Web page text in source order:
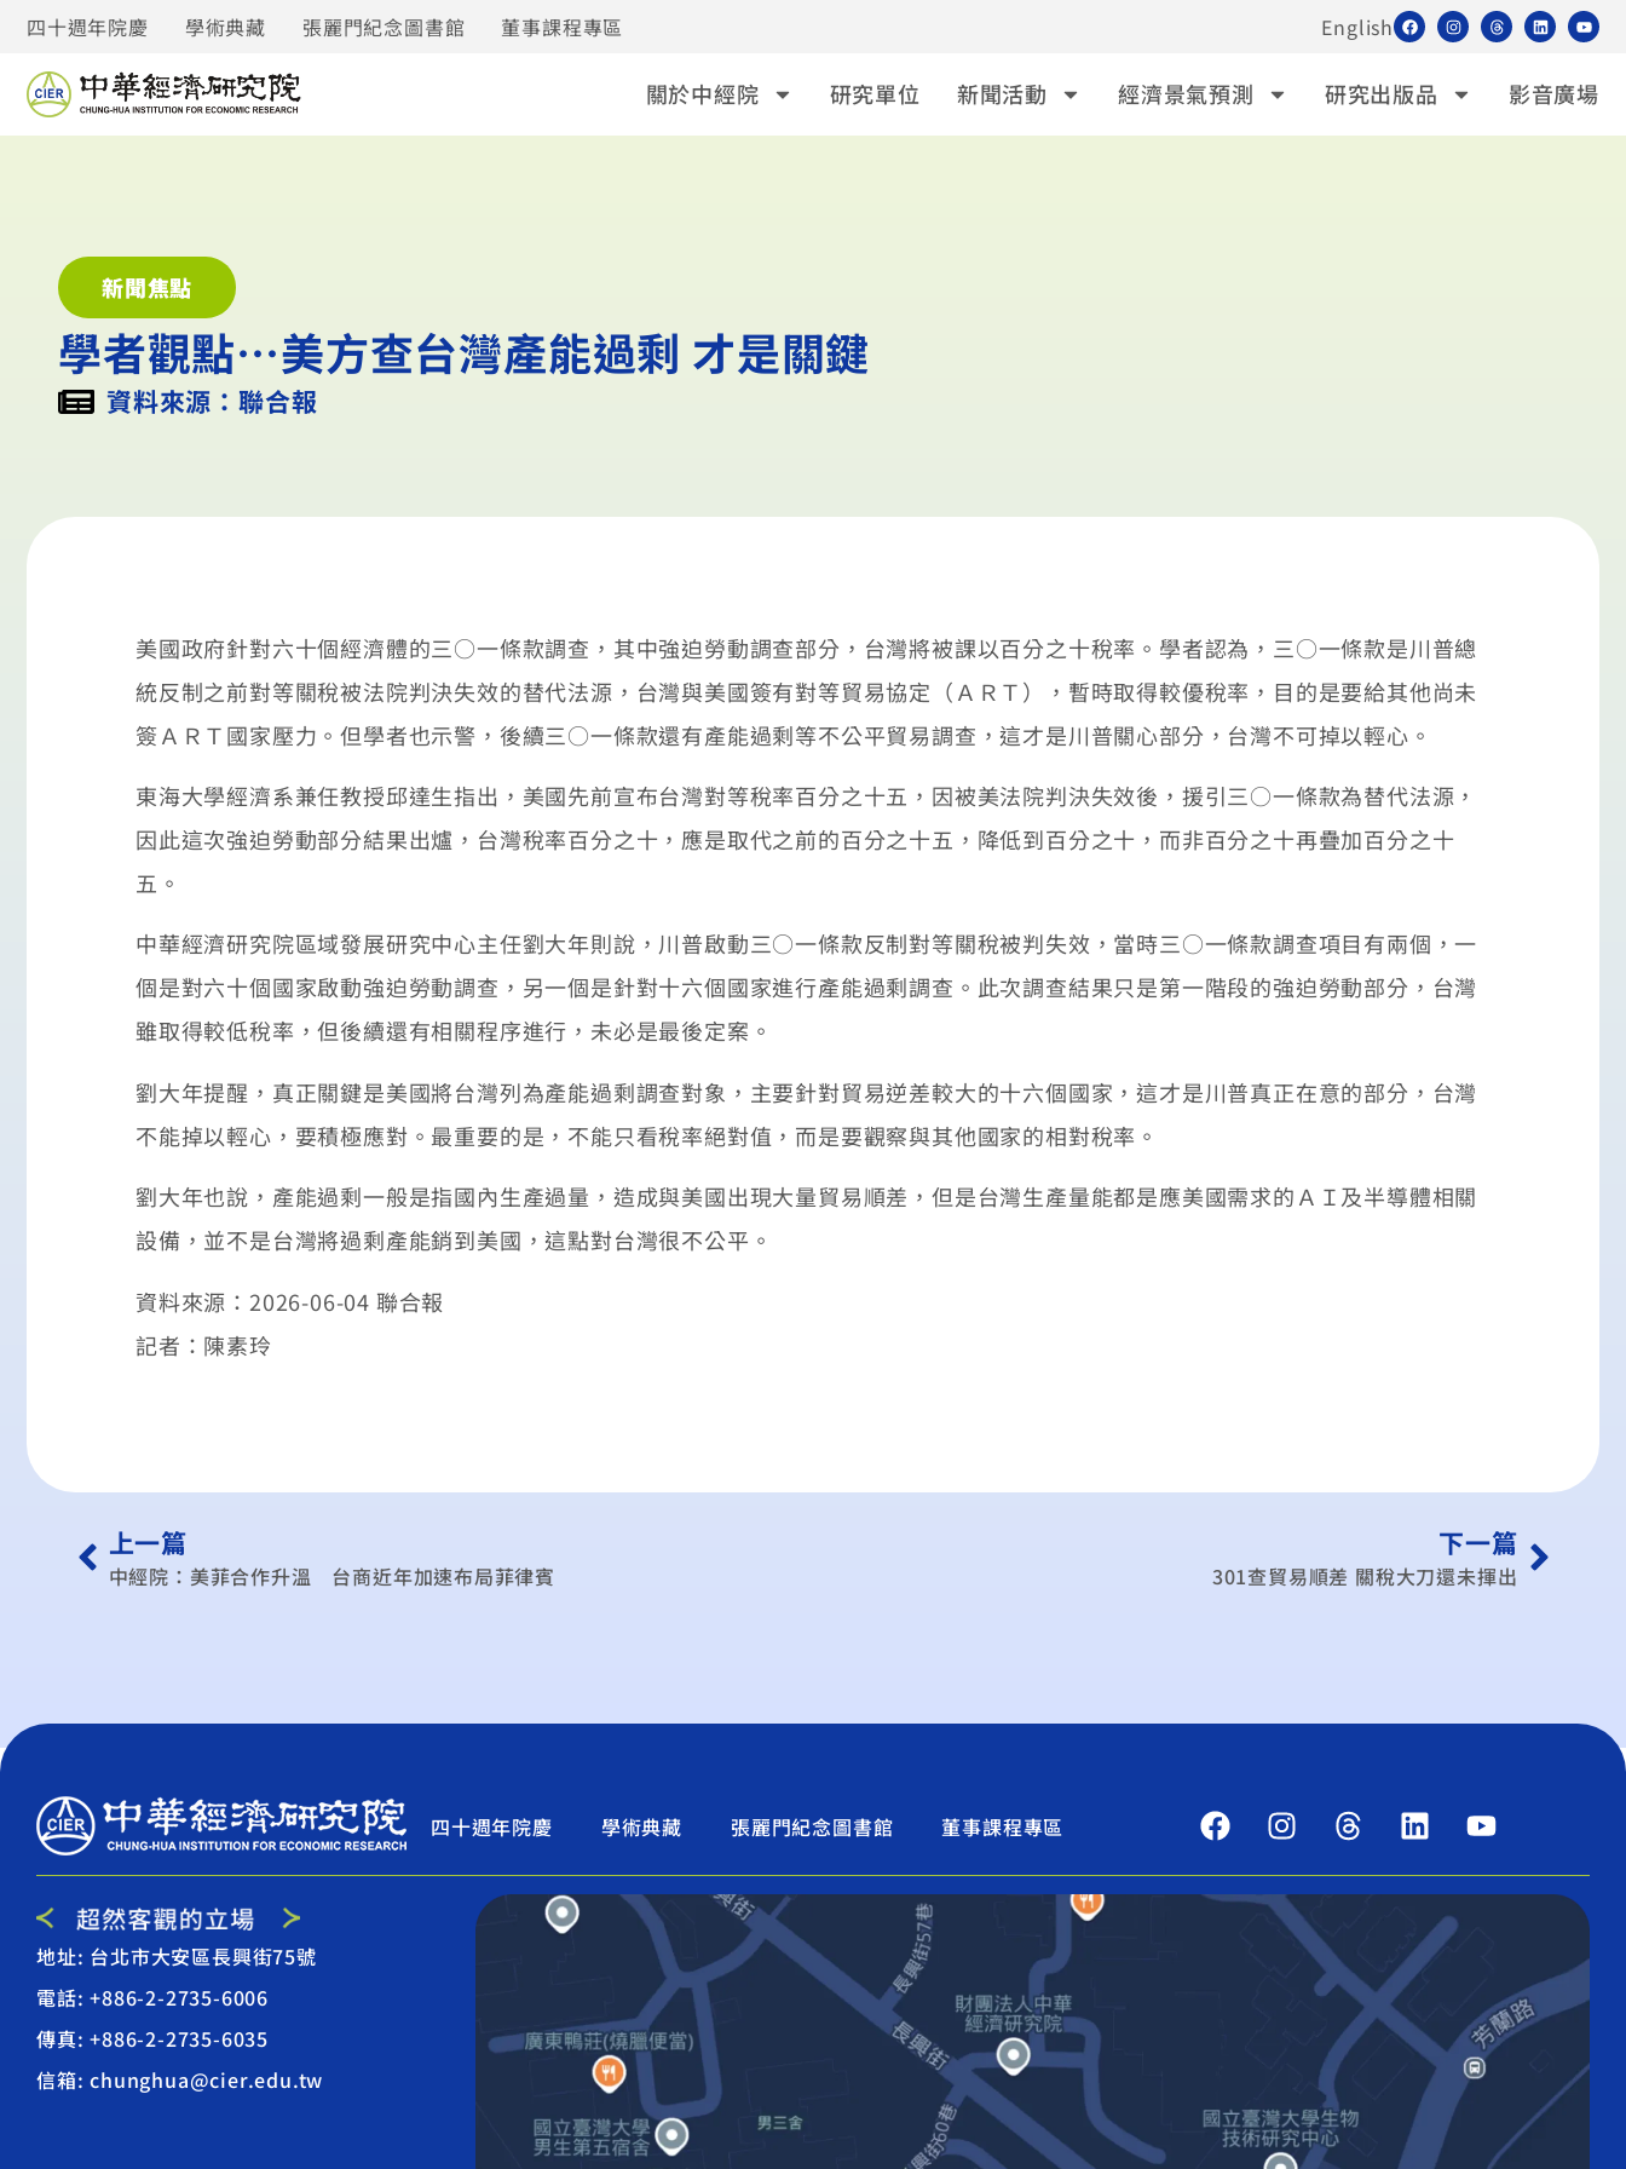
四十週年院慶 學術典藏 張麗門紀念圖書館 董事課程專區 English
關於中經院 研究單位 新聞活動 經濟景氣預測 研究出版品 影音廣場
新聞焦點
學者觀點…美方查台灣產能過剩 才是關鍵
資料來源：聯合報
美國政府針對六十個經濟體的三○一條款調查，其中強迫勞動調查部分，台灣將被課以百分之十稅率。學者認為，三○一條款是川普總
統反制之前對等關稅被法院判決失效的替代法源，台灣與美國簽有對等貿易協定（ＡＲＴ），暫時取得較優稅率，目的是要給其他尚未
簽ＡＲＴ國家壓力。但學者也示警，後續三○一條款還有產能過剩等不公平貿易調查，這才是川普關心部分，台灣不可掉以輕心。
東海大學經濟系兼任教授邱達生指出，美國先前宣布台灣對等稅率百分之十五，因被美法院判決失效後，援引三○一條款為替代法源，
因此這次強迫勞動部分結果出爐，台灣稅率百分之十，應是取代之前的百分之十五，降低到百分之十，而非百分之十再疊加百分之十
五。
中華經濟研究院區域發展研究中心主任劉大年則說，川普啟動三○一條款反制對等關稅被判失效，當時三○一條款調查項目有兩個，一
個是對六十個國家啟動強迫勞動調查，另一個是針對十六個國家進行產能過剩調查。此次調查結果只是第一階段的強迫勞動部分，台灣
雖取得較低稅率，但後續還有相關程序進行，未必是最後定案。
劉大年提醒，真正關鍵是美國將台灣列為產能過剩調查對象，主要針對貿易逆差較大的十六個國家，這才是川普真正在意的部分，台灣
不能掉以輕心，要積極應對。最重要的是，不能只看稅率絕對值，而是要觀察與其他國家的相對稅率。
劉大年也說，產能過剩一般是指國內生產過量，造成與美國出現大量貿易順差，但是台灣生產量能都是應美國需求的ＡＩ及半導體相關
設備，並不是台灣將過剩產能銷到美國，這點對台灣很不公平。
資料來源：2026-06-04 聯合報
記者：陳素玲
上一篇
中經院：美菲合作升溫 台商近年加速布局菲律賓
下一篇
301查貿易順差 關稅大刀還未揮出
四十週年院慶 學術典藏 張麗門紀念圖書館 董事課程專區
地址: 台北市大安區長興街75號
電話: +886-2-2735-6006
傳真: +886-2-2735-6035
信箱: chunghua@cier.edu.tw